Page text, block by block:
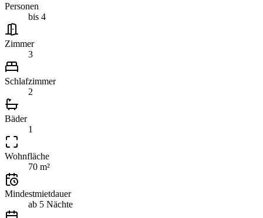
Personen
bis 4
Zimmer
3
Schlafzimmer
2
Bäder
1
Wohnfläche
70 m²
Mindestmietdauer
ab 5 Nächte